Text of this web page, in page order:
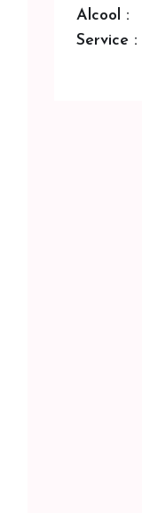
Alcool :
Service :